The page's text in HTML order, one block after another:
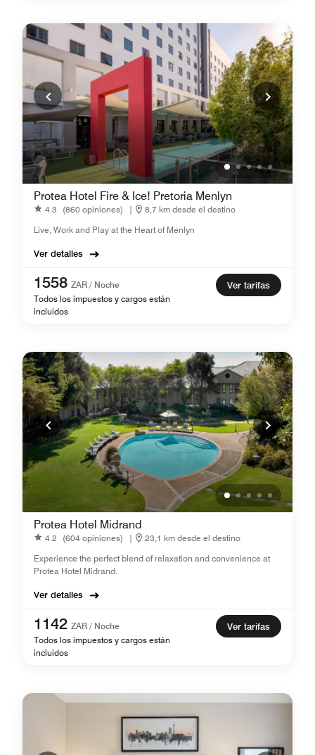
Protea Hotel Fire & Ice! Pretoria Menlyn
4.3 (860 opiniones) |
8,7 km desde el destino
Live, Work and Play at the Heart of Menlyn
Ver detalles
1558 ZAR / Noche
Todos los impuestos y cargos están
incluidos
Ver tarifas
Protea Hotel Midrand
4.2 (604 opiniones) |
23,1 km desde el destino
Experience the perfect blend of relaxation and convenience at
Protea Hotel Midrand.
Ver detalles
1142 ZAR / Noche
Todos los impuestos y cargos están
incluidos
Ver tarifas